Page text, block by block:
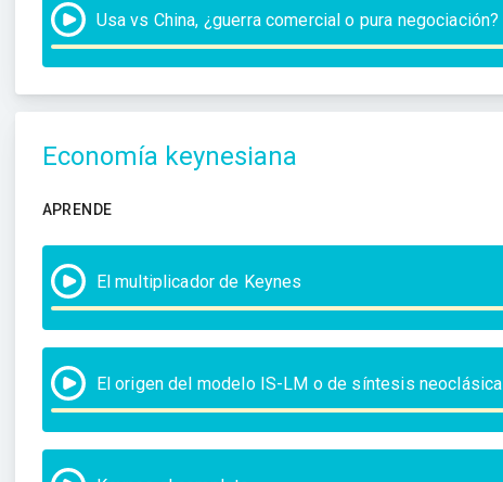
Usa vs China, ¿guerra comercial o pura negociación?
Economía keynesiana
APRENDE
El multiplicador de Keynes
El origen del modelo IS-LM o de síntesis neoclásica